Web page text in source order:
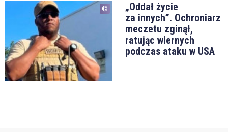
„Oddał życie
za innych”. Ochroniarz
meczetu zginął,
ratując wiernych
podczas ataku w USA